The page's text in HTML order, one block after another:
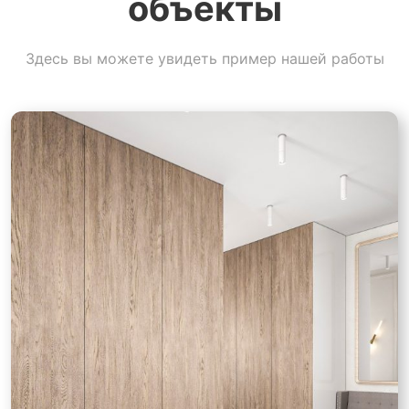
Здесь вы можете увидеть пример нашей работы